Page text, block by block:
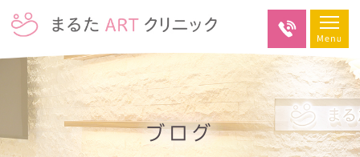
ブログ